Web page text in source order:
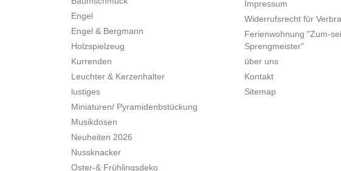
Engel
Engel & Bergmann
Holzspielzeug
Kurrenden
Leuchter & Kerzenhalter
lustiges
Miniaturen/ Pyramidenbstückung
Musikdosen
Neuheiten 2026
Nussknacker
Oster-& Frühlingsdeko
Impressum
Widerrufsrecht für
Ferienwohnung "Zum-
Sprengmeister"
über uns
Kontakt
Sitemap